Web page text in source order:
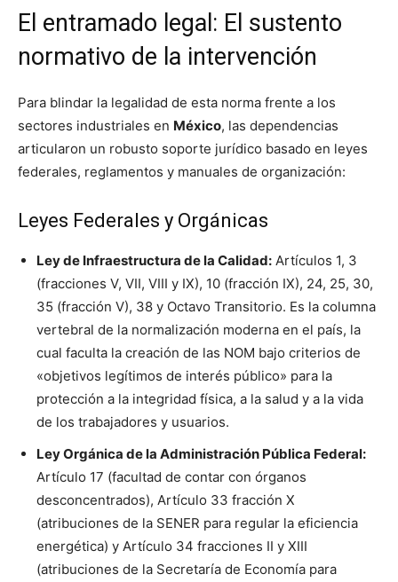
El entramado legal: El sustento
normativo de la intervención
Para blindar la legalidad de esta norma frente a los
sectores industriales en México, las dependencias
articularon un robusto soporte jurídico basado en leyes
federales, reglamentos y manuales de organización:
Leyes Federales y Orgánicas
Ley de Infraestructura de la Calidad: Artículos 1, 3
(fracciones V, VII, VIII y IX), 10 (fracción IX), 24, 25, 30,
35 (fracción V), 38 y Octavo Transitorio. Es la columna
vertebral de la normalización moderna en el país, la
cual faculta la creación de las NOM bajo criterios de
«objetivos legítimos de interés público» para la
protección a la integridad física, a la salud y a la vida
de los trabajadores y usuarios.
Ley Orgánica de la Administración Pública Federal:
Artículo 17 (facultad de contar con órganos
desconcentrados), Artículo 33 fracción X
(atribuciones de la SENER para regular la eficiencia
energética) y Artículo 34 fracciones II y XIII
(atribuciones de la Secretaría de Economía para